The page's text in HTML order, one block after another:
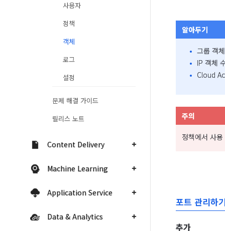
사용자
정책
객체
로그
설정
문제 해결 가이드
릴리스 노트
Content Delivery
Machine Learning
Application Service
Data & Analytics
알아두기
그룹 객
IP 객체
Cloud
주의
정책에서 사
포트 관리하
추가